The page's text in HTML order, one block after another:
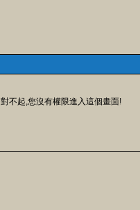
對不起,您沒有權限進入這個畫面!